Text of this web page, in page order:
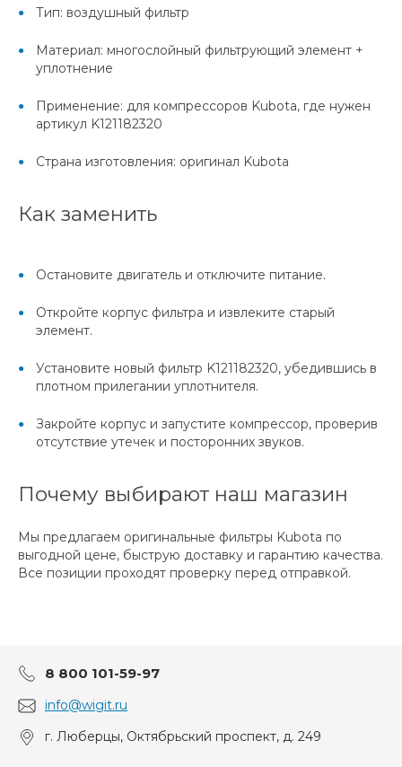
Тип: воздушный фильтр
Материал: многослойный фильтрующий элемент +
уплотнение
Применение: для компрессоров Kubota, где нужен
артикул K121182320
Страна изготовления: оригинал Kubota
Как заменить
Остановите двигатель и отключите питание.
Откройте корпус фильтра и извлеките старый
элемент.
Установите новый фильтр K121182320, убедившись в
плотном прилегании уплотнителя.
Закройте корпус и запустите компрессор, проверив
отсутствие утечек и посторонних звуков.
Почему выбирают наш магазин
Мы предлагаем оригинальные фильтры Kubota по
выгодной цене, быструю доставку и гарантию качества.
Все позиции проходят проверку перед отправкой.
8 800 101-59-97
info@wigit.ru
г. Люберцы, Октябрьский проспект, д. 249